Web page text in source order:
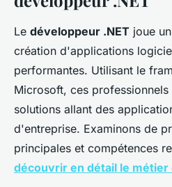
Le développeur .NET joue
création d'applications
performantes. Utilisant le
Microsoft, ces
solutions allant des
d'entreprise. Examinons de
principales et compétences
découvrir en détail le